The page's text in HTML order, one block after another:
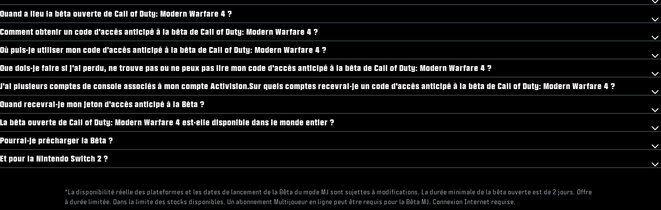
Quand a lieu la bêta ouverte de Call of Duty: Modern Warfare 4 ?
Comment obtenir un code d'accès anticipé à la bêta de Call of Duty: Modern Warfare 4 ?
Où puis-je utiliser mon code d'accès anticipé à la bêta de Call of Duty: Modern Warfare 4 ?
Que dois-je faire si j'ai perdu, ne trouve pas ou ne peux pas lire mon code d'accès anticipé à la bêta de Call of Duty: Modern Warfare 4 ?
J'ai plusieurs comptes de console associés à mon compte Activision.Sur quels comptes recevrai-je un code d'accès anticipé à la bêta de Call of Duty: Modern Warfare 4 ?
Quand recevrai-je mon jeton d'accès anticipé à la Bêta ?
La bêta ouverte de Call of Duty: Modern Warfare 4 est-elle disponible dans le monde entier ?
Pourrai-je précharger la Bêta ?
Et pour la Nintendo Switch 2 ?
*La disponibilité réelle des plateformes et les dates de lancement de la Bêta du mode MJ sont sujettes à modifications. La durée minimale de la bêta ouverte est de 2 jours. Offre
à durée limitée. Dans la limite des stocks disponibles. Un abonnement Multijoueur en ligne peut être requis pour la Bêta MJ. Connexion Internet requise.